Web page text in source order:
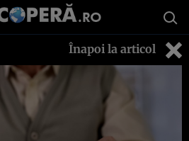
Înapoi la articol